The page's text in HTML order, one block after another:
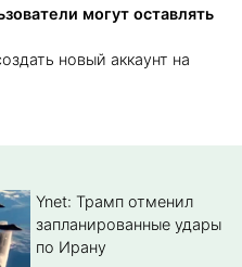
могут оставлять
новый аккаунт на
Ynet: Трамп отменил
запланированные удары
по Ирану